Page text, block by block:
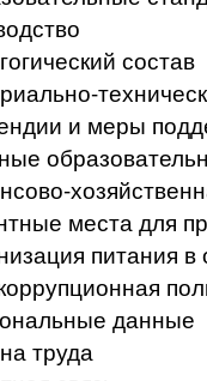
состав
и меры
места для
питания в
данные
труда